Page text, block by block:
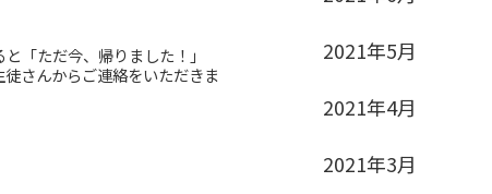
「ただ今、帰りました！」
さんからご連絡をいただきま
2021年5月
2021年4月
2021年3月